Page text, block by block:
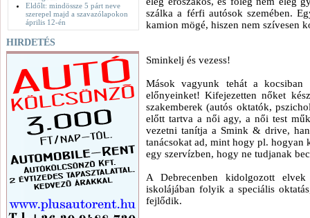
Eldőlt: mindössze 5 párt neve
szerepel majd a szavazólapokon
április 12-én
HIRDETÉS
szálka a férfi autósok szemében.
kamion mögé, hiszen nem szívesen
Sminkelj és vezess!
Mások vagyunk tehát a
előnyeinket! Kifejezetten nőket
szakemberek (autós oktatók,
előtt tartva a női agy, a női test
vezetni tanítja a Smink & drive,
tanácsokat ad, mint hogy pl.
egy szervízben, hogy ne tudjanak
A Debrecenben kidolgozott
iskolájában folyik a speciális
fejlődik.